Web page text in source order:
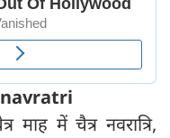
navratri
माह में चैत्र नवरात्र‍ि,